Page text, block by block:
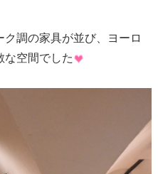
調の家具が並び、ヨーロ
な空間でした